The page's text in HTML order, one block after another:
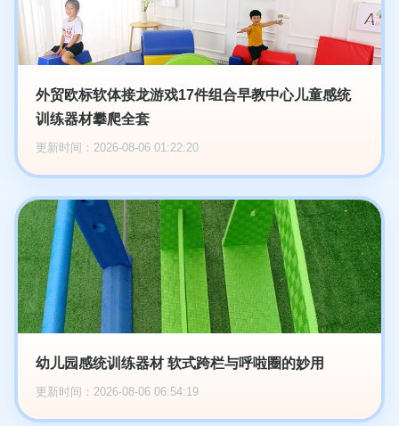
外贸欧标软体接龙游戏17件组合早教中心儿童感统
训练器材攀爬全套
更新时间：2026-08-06 01:22:20
幼儿园感统训练器材 软式跨栏与呼啦圈的妙用
更新时间：2026-08-06 06:54:19